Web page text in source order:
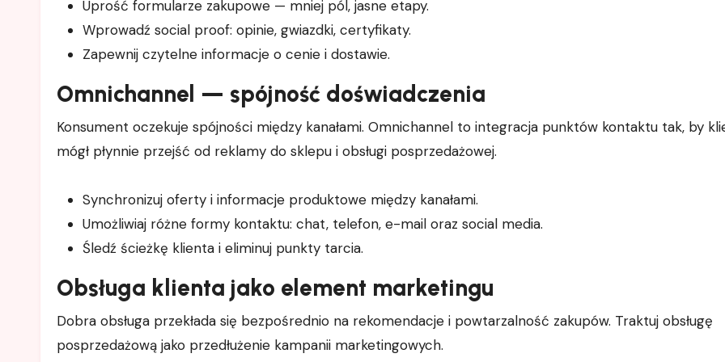
Uprość formularze zakupowe — mniej pól, jasne etapy.
Wprowadź social proof: opinie, gwiazdki, certyfikaty.
Zapewnij czytelne informacje o cenie i dostawie.
Omnichannel — spójność doświadczenia
Konsument oczekuje spójności między kanałami. Omnichannel to integracja punktów kontaktu tak, by
mógł płynnie przejść od reklamy do sklepu i obsługi posprzedażowej.
Synchronizuj oferty i informacje produktowe między kanałami.
Umożliwiaj różne formy kontaktu: chat, telefon, e-mail oraz social media.
Śledź ścieżkę klienta i eliminuj punkty tarcia.
Obsługa klienta jako element marketingu
Dobra obsługa przekłada się bezpośrednio na rekomendacje i powtarzalność zakupów. Traktuj obsługę
posprzedażową jako przedłużenie kampanii marketingowych.